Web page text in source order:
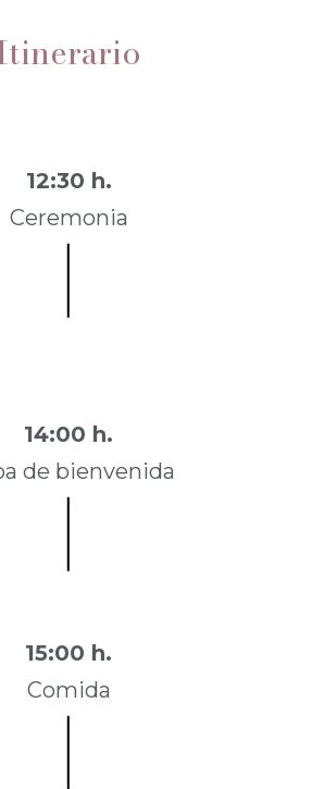
12:30 h.
Ceremonia
14:00 h.
de bienvenida
15:00 h.
Comida